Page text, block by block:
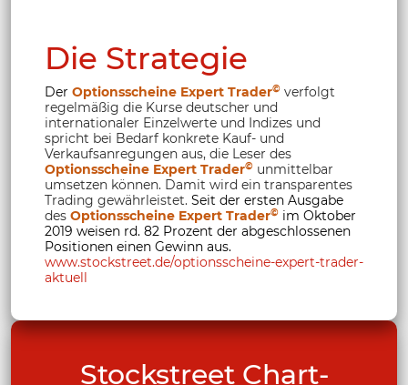
Die Strategie
Der Optionsscheine Expert Trader© verfolgt
regelmäßig die Kurse deutscher und
internationaler Einzelwerte und Indizes und
spricht bei Bedarf konkrete Kauf- und
Verkaufsanregungen aus, die Leser des
Optionsscheine Expert Trader© unmittelbar
umsetzen können. Damit wird ein transparentes
Trading gewährleistet. Seit der ersten Ausgabe
des Optionsscheine Expert Trader© im Oktober
2019 weisen rd. 82 Prozent der abgeschlossenen
Positionen einen Gewinn aus.
www.stockstreet.de/optionsscheine-expert-trader-
aktuell
Stockstreet Chart-